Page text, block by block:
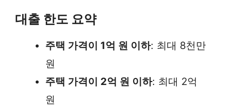
대출 한도 요약
주택 가격이 1억 원 이하: 최대 8천만
원
주택 가격이 2억 원 이하: 최대 2억
원